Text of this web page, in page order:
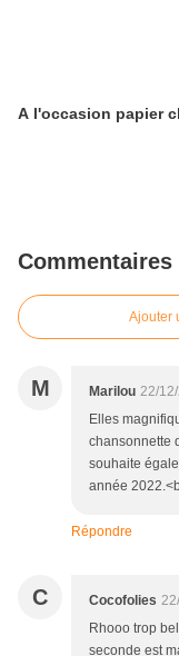
A l'occasion papier
Commentaires
Ajouter
M Marilou 22/
Elles
chansonnette
souhaite
année
Répondre
C Cocofolies
Rhooo trop
seconde est